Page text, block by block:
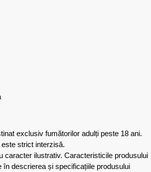
exclusiv fumătorilor adulți peste 18 ani.
strict interzisă.
caracter ilustrativ. Caracteristicile produsului
în descrierea și specificațiile produsului